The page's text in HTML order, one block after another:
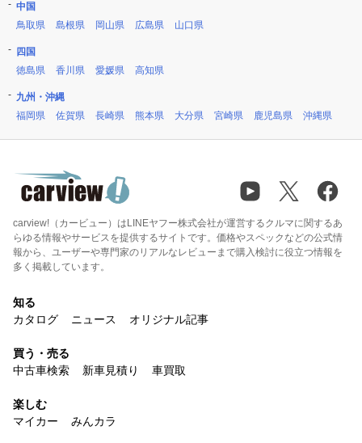
中国
鳥取県
島根県 岡山県 広島県 山口県
四国
徳島県
香川県 愛媛県 高知県
九州・沖縄
福岡県
佐賀県 長崎県 熊本県 大分県 宮崎県 鹿児島県 沖縄県
carview!（カービュー）はLINEヤフー株式会社が運営するクルマに関するあ
らゆる情報やサービスを提供するサイトです。価格やスペックなどの公式情
報から、ユーザーや専門家のリアルなレビューまで購入検討に役立つ情報を
多く掲載しています。
知る
カタログ
ニュース オリジナル記事
買う・売る
中古車検索
新車見積り 車買取
楽しむ
マイカー
みんカラ